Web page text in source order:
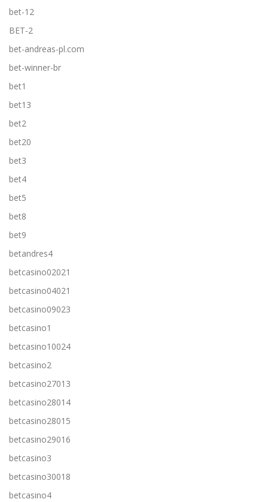
bet-12
BET-2
bet-andreas-pl.com
bet-winner-br
bet1
bet13
bet2
bet20
bet3
bet4
bet5
bet8
bet9
betandres4
betcasino02021
betcasino04021
betcasino09023
betcasino1
betcasino10024
betcasino2
betcasino27013
betcasino28014
betcasino28015
betcasino29016
betcasino3
betcasino30018
betcasino4